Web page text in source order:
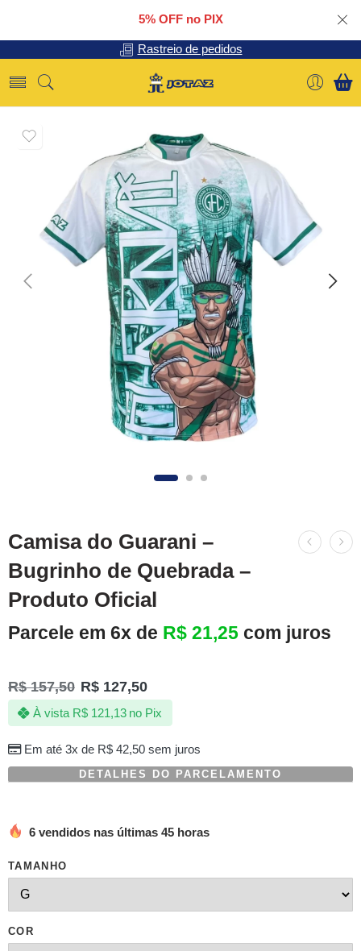
5% OFF no PIX
Rastreio de pedidos
Camisa do Guarani –
Bugrinho de Quebrada –
Produto Oficial
Parcele em 6x de R$ 21,25 com juros
R$157,50 R$ 127,50
Em até 3x de R$42,50sem juros
À vista R$121,13 no Pix
DETALHES DO PARCELAMENTO
6 vendidos nas últimas 45 horas
TAMANHO
COR